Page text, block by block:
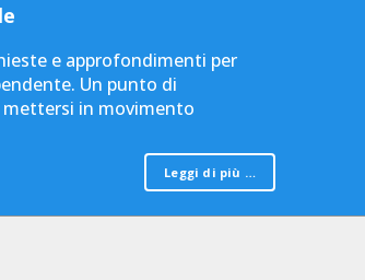
e approfondimenti per
Un punto di
in movimento
Leggi di più …